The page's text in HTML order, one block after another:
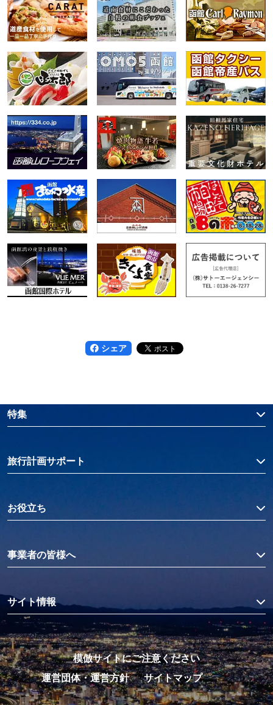
シェア
特集
旅行計画サポート
お役立ち
事業者の皆様へ
サイト情報
模倣サイトにご注意ください
運営団体・運営方針
サイトマップ